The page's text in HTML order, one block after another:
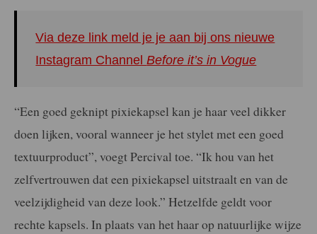
Via deze link meld je je aan bij ons nieuwe
Instagram ChannelBefore it’s in Vogue
“Een goed geknipt pixiekapsel kan je haar veel dikker
doen lijken, vooral wanneer je het stylet met een goed
textuurproduct”, voegt Percival toe. “Ik hou van het
zelfvertrouwen dat een pixiekapsel uitstraalt en van de
veelzijdigheid van deze look.” Hetzelfde geldt voor
rechte kapsels. In plaats van het haar op natuurlijke wijze